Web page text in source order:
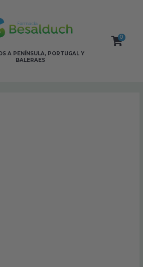
A PENÍNSULA, PORTUGAL Y
BALERAES
0